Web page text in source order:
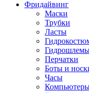
Фридайвинг
Маски
Трубки
Ласты
Перчатки
Боты и
Часы